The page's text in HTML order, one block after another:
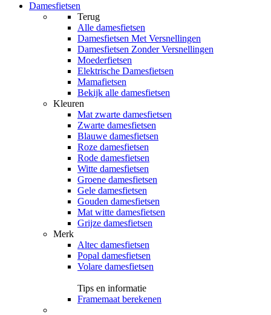
Damesfietsen
Terug
Alle damesfietsen
Damesfietsen Met Versnellingen
Damesfietsen Zonder Versnellingen
Moederfietsen
Elektrische Damesfietsen
Mamafietsen
Bekijk alle damesfietsen
Kleuren
Mat zwarte damesfietsen
Zwarte damesfietsen
Blauwe damesfietsen
Roze damesfietsen
Rode damesfietsen
Witte damesfietsen
Groene damesfietsen
Gele damesfietsen
Gouden damesfietsen
Mat witte damesfietsen
Grijze damesfietsen
Merk
Altec damesfietsen
Popal damesfietsen
Volare damesfietsen
Tips en informatie
Framemaat berekenen